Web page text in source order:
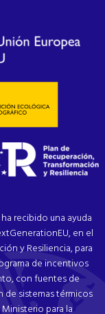
ha recibido una ayuda
en el
y Resiliencia, para
de incentivos
con fuentes de
de sistemas térmicos
para la